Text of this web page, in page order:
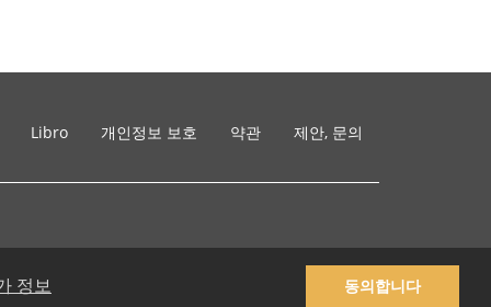
정보 동의합니다
Libro 개인정보 보호 약관 제안, 문의